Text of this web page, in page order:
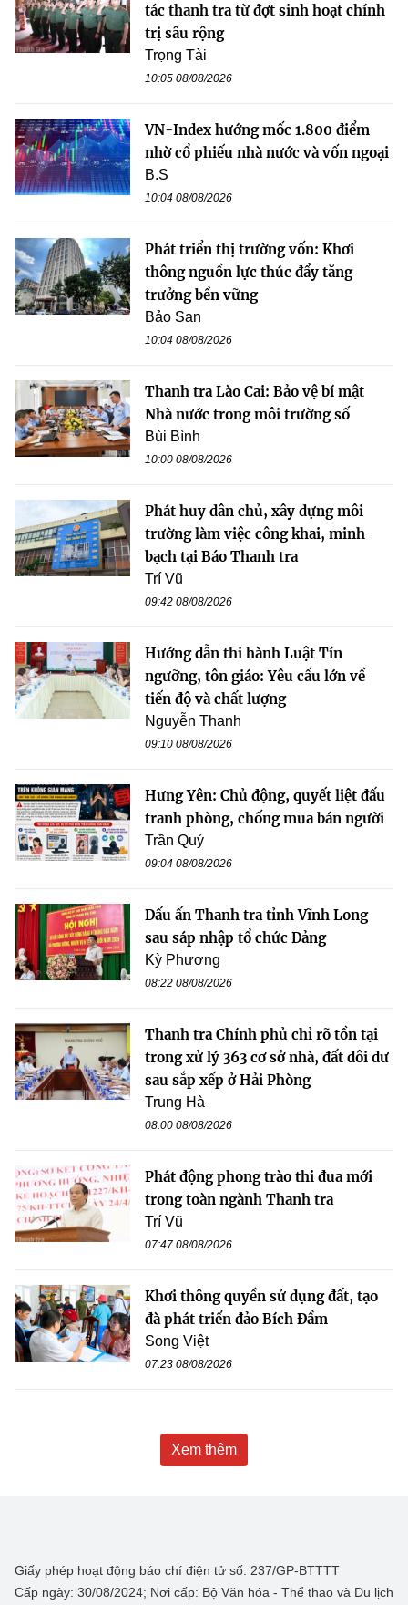
tác thanh tra từ đợt sinh hoạt chính
trị sâu rộng
Trọng Tài
10:05 08/08/2026
VN-Index hướng mốc 1.800 điểm
nhờ cổ phiếu nhà nước và vốn ngoại
B.S
10:04 08/08/2026
Phát triển thị trường vốn: Khơi
thông nguồn lực thúc đẩy tăng
trưởng bền vững
Bảo San
10:04 08/08/2026
Thanh tra Lào Cai: Bảo vệ bí mật
Nhà nước trong môi trường số
Bùi Bình
10:00 08/08/2026
Phát huy dân chủ, xây dựng môi
trường làm việc công khai, minh
bạch tại Báo Thanh tra
Trí Vũ
09:42 08/08/2026
Hướng dẫn thi hành Luật Tín
ngưỡng, tôn giáo: Yêu cầu lớn về
tiến độ và chất lượng
Nguyễn Thanh
09:10 08/08/2026
Hưng Yên: Chủ động, quyết liệt đấu
tranh phòng, chống mua bán người
Trần Quý
09:04 08/08/2026
Dấu ấn Thanh tra tỉnh Vĩnh Long
sau sáp nhập tổ chức Đảng
Kỳ Phương
08:22 08/08/2026
Thanh tra Chính phủ chỉ rõ tồn tại
trong xử lý 363 cơ sở nhà, đất dôi dư
sau sắp xếp ở Hải Phòng
Trung Hà
08:00 08/08/2026
Phát động phong trào thi đua mới
trong toàn ngành Thanh tra
Trí Vũ
07:47 08/08/2026
Khơi thông quyền sử dụng đất, tạo
đà phát triển đảo Bích Đầm
Song Việt
07:23 08/08/2026
Xem thêm
Giấy phép hoạt động báo chí điện tử số: 237/GP-BTTTT
Cấp ngày: 30/08/2024; Nơi cấp: Bộ Văn hóa - Thể thao và Du lịch